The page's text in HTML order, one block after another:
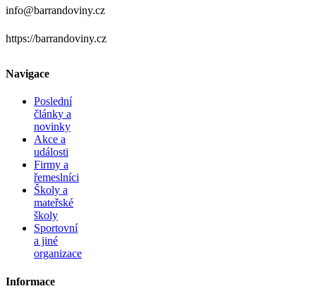
info@barrandoviny.cz
https://barrandoviny.cz
Navigace
Poslední
články a
novinky
Akce a
události
Firmy a
řemeslníci
Školy a
mateřské
školy
Sportovní
a jiné
organizace
Informace